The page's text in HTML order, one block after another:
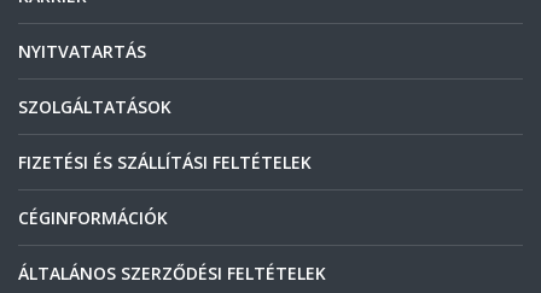
NYITVATARTÁS
SZOLGÁLTATÁSOK
FIZETÉSI ÉS SZÁLLÍTÁSI FELTÉTELEK
CÉGINFORMÁCIÓK
ÁLTALÁNOS SZERZŐDÉSI FELTÉTELEK